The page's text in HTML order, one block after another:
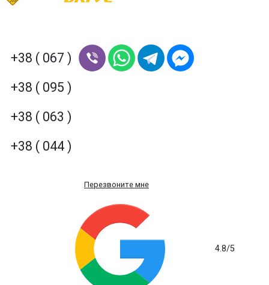
+38 ( 067 )
+38 ( 095 )
+38 ( 063 )
+38 ( 044 )
Перезвоните мне
4.8/5